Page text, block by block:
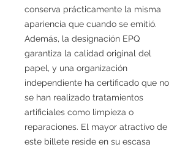
conserva prácticamente la misma
apariencia que cuando se emitió.
Además, la designación EPQ
garantiza la calidad original del
papel, y una organización
independiente ha certificado que no
se han realizado tratamientos
artificiales como limpieza o
reparaciones. El mayor atractivo de
este billete reside en su escasa